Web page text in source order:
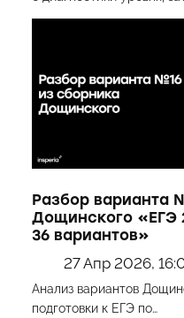
Разбор варианта
Дощинского «ЕГЭ
36 вариантов»
27 Апр 2026,
Анализ вариантов
подготовки к ЕГЭ по…